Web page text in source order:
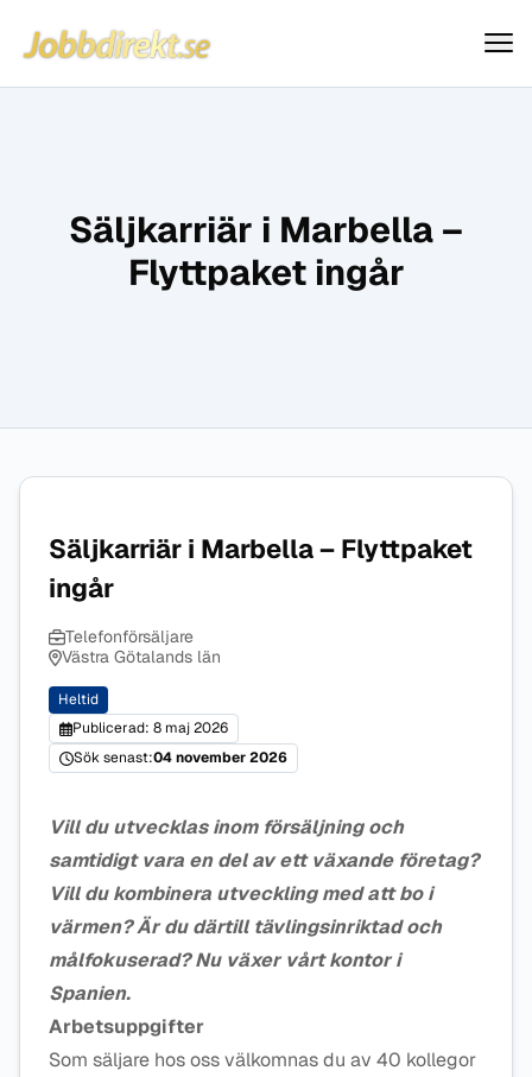
Hoppa till innehåll
Jobbdirekt
Säljkarriär i Marbella –
Flyttpaket ingår
Säljkarriär i Marbella – Flyttpaket
ingår
Telefonförsäljare
Västra Götalands län
Heltid
Publicerad: 8 maj 2026
Sök senast:04 november 2026
Vill du utvecklas inom försäljning och
samtidigt vara en del av ett växande företag?
Vill du kombinera utveckling med att bo i
värmen? Är du därtill tävlingsinriktad och
målfokuserad? Nu växer vårt kontor i
Spanien.
Arbetsuppgifter
Som säljare hos oss välkomnas du av 40 kollegor